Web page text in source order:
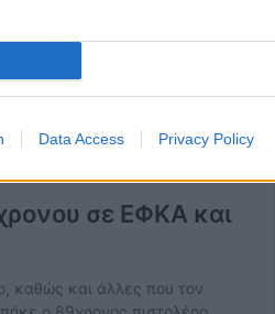
Data Access Privacy Policy